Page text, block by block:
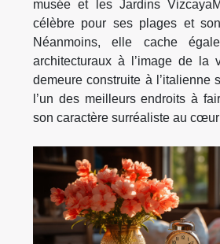
musée et les Jardins
célèbre pour ses plages et
Néanmoins, elle cache
architecturaux à l’image de la
demeure construite à l’italienne
l’un des meilleurs endroits à
son caractère surréaliste au cœur